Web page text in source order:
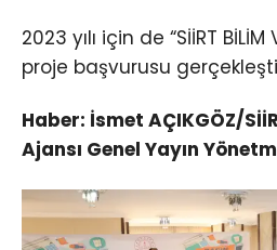
2023 yılı için de “SİİRT BİLİM
proje başvurusu
Haber: İsmet AÇIKGÖZ/
Ajansı Genel Yayın